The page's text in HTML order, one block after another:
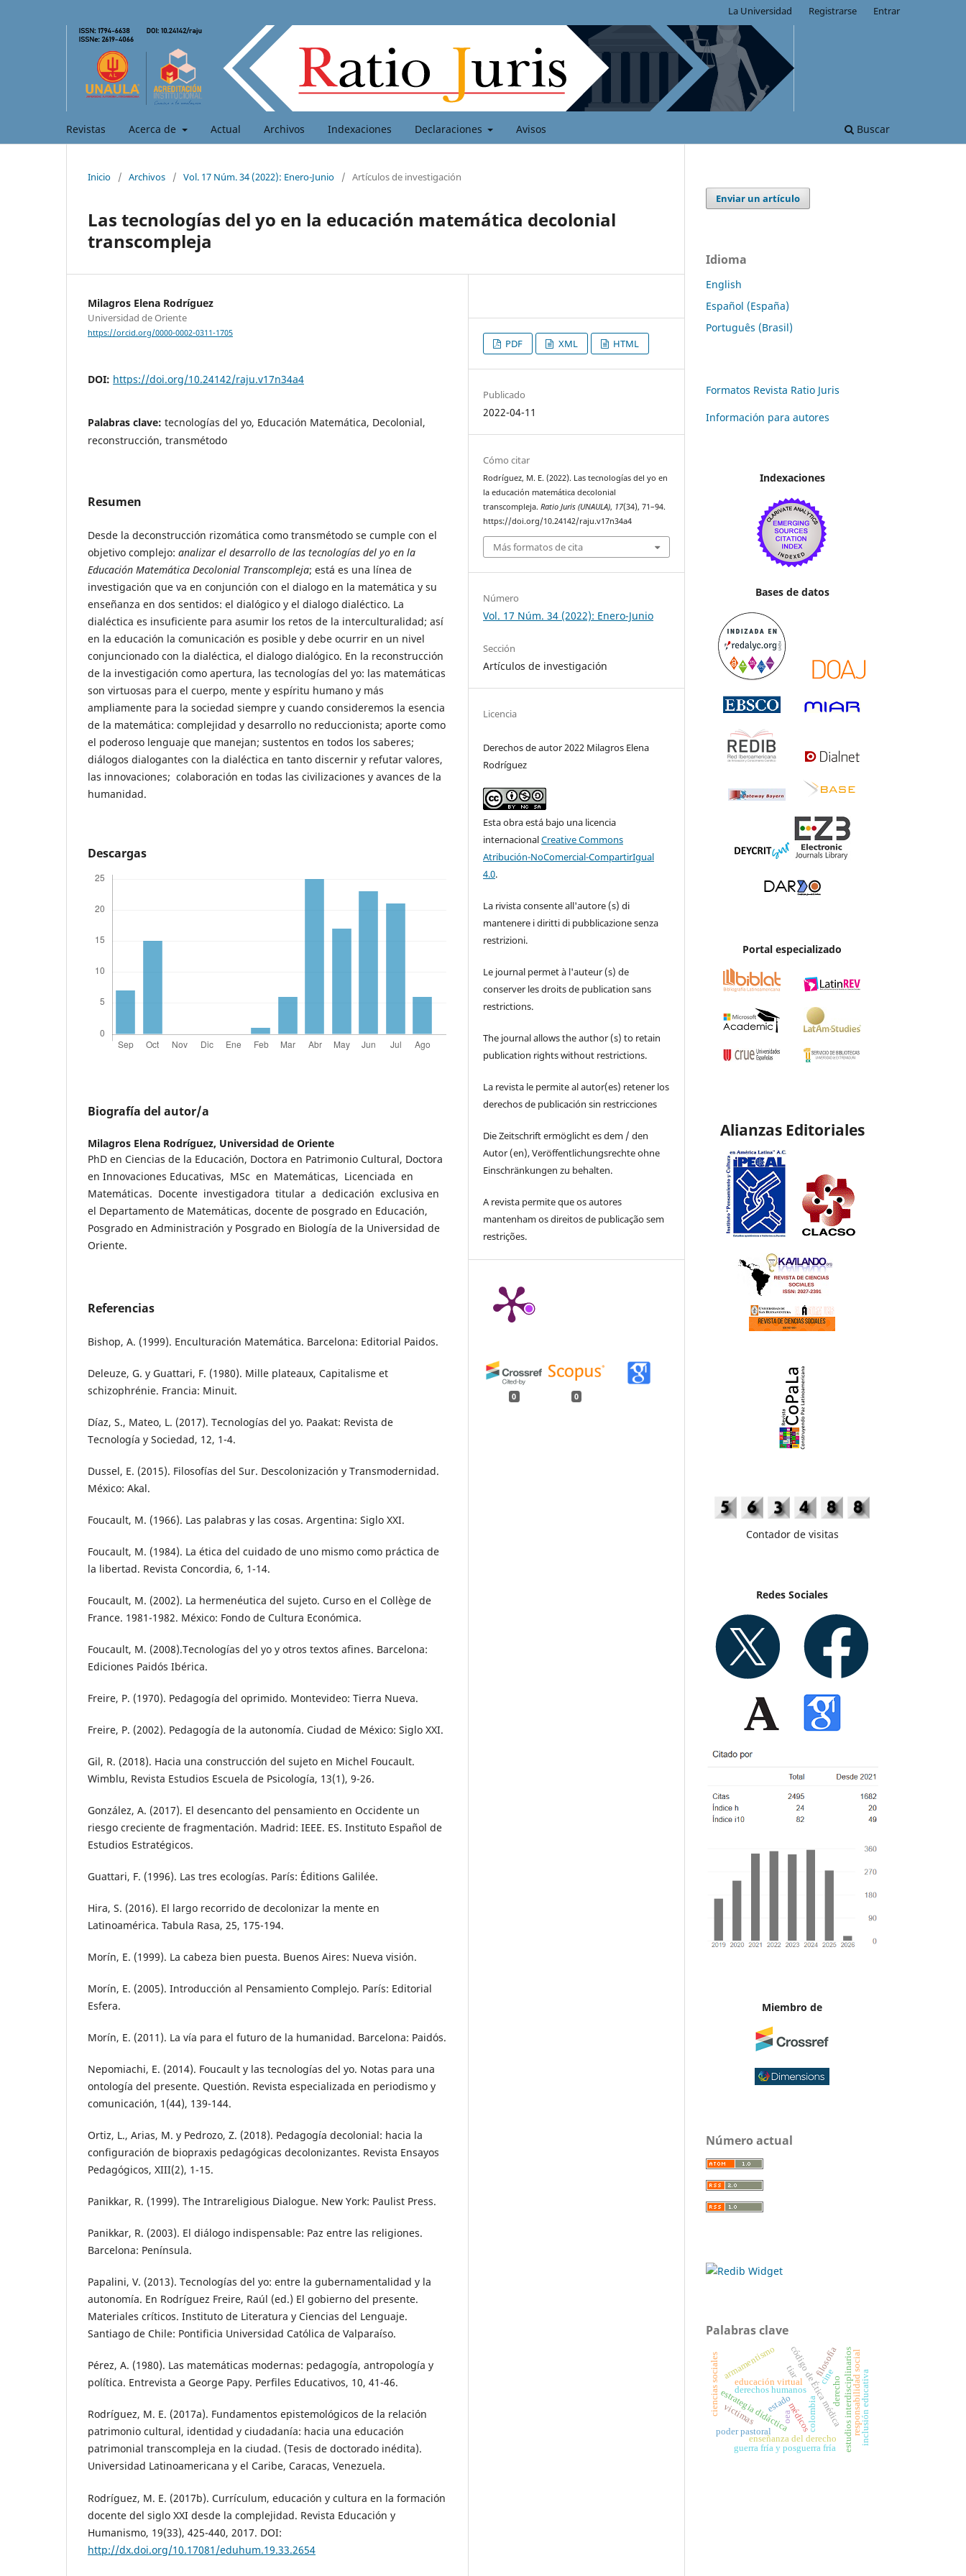
Revistas Acerca de Actual Archivos Indexaciones Declaraciones Avisos Buscar
La Universidad Registrarse Entrar
Inicio / Archivos / Vol. 17 Núm. 34 (2022): Enero-Junio / Artículos de investigación
Las tecnologías del yo en la educación matemática decolonial
transcompleja
Milagros Elena Rodríguez
Universidad de Oriente
https://orcid.org/0000-0002-0311-1705
DOI: https://doi.org/10.24142/raju.v17n34a4
Palabras clave: tecnologías del yo, Educación Matemática, Decolonial,
reconstrucción, transmétodo
Resumen
Desde la deconstrucción rizomática como transmétodo se cumple con el
objetivo complejo: analizar el desarrollo de las tecnologías del yo en la
Educación Matemática Decolonial Transcompleja; está es una línea de
investigación que va en conjunción con el dialogo en la matemática y su
enseñanza en dos sentidos: el dialógico y el dialogo dialéctico. La
dialéctica es insuficiente para asumir los retos de la interculturalidad; así
en la educación la comunicación es posible y debe ocurrir en un nivel
conjuncionado con la dialéctica, el dialogo dialógico. En la reconstrucción
de la investigación como apertura, las tecnologías del yo: las matemáticas
son virtuosas para el cuerpo, mente y espíritu humano y más
ampliamente para la sociedad siempre y cuando consideremos la esencia
de la matemática: complejidad y desarrollo no reduccionista; aporte como
el poderoso lenguaje que manejan; sustentos en todos los saberes;
diálogos dialogantes con la dialéctica en tanto discernir y refutar valores,
las innovaciones; colaboración en todas las civilizaciones y avances de la
humanidad.
Descargas
Biografía del autor/a
Milagros Elena Rodríguez, Universidad de Oriente
PhD en Ciencias de la Educación, Doctora en Patrimonio Cultural, Doctora
en Innovaciones Educativas, MSc en Matemáticas, Licenciada en
Matemáticas. Docente investigadora titular a dedicación exclusiva en
el Departamento de Matemáticas, docente de posgrado en Educación,
Posgrado en Administración y Posgrado en Biología de la Universidad de
Oriente.
Referencias
Bishop, A. (1999). Enculturación Matemática. Barcelona: Editorial Paidos.
Deleuze, G. y Guattari, F. (1980). Mille plateaux, Capitalisme et
schizophrénie. Francia: Minuit.
Díaz, S., Mateo, L. (2017). Tecnologías del yo. Paakat: Revista de
Tecnología y Sociedad, 12, 1-4.
Dussel, E. (2015). Filosofías del Sur. Descolonización y Transmodernidad.
México: Akal.
Foucault, M. (1966). Las palabras y las cosas. Argentina: Siglo XXI.
Foucault, M. (1984). La ética del cuidado de uno mismo como práctica de
la libertad. Revista Concordia, 6, 1-14.
Foucault, M. (2002). La hermenéutica del sujeto. Curso en el Collège de
France. 1981-1982. México: Fondo de Cultura Económica.
Foucault, M. (2008).Tecnologías del yo y otros textos afines. Barcelona:
Ediciones Paidós Ibérica.
Freire, P. (1970). Pedagogía del oprimido. Montevideo: Tierra Nueva.
Freire, P. (2002). Pedagogía de la autonomía. Ciudad de México: Siglo XXI.
Gil, R. (2018). Hacia una construcción del sujeto en Michel Foucault.
Wimblu, Revista Estudios Escuela de Psicología, 13(1), 9-26.
González, A. (2017). El desencanto del pensamiento en Occidente un
riesgo creciente de fragmentación. Madrid: IEEE. ES. Instituto Español de
Estudios Estratégicos.
Guattari, F. (1996). Las tres ecologías. París: Éditions Galilée.
Hira, S. (2016). El largo recorrido de decolonizar la mente en
Latinoamérica. Tabula Rasa, 25, 175-194.
Morín, E. (1999). La cabeza bien puesta. Buenos Aires: Nueva visión.
Morín, E. (2005). Introducción al Pensamiento Complejo. París: Editorial
Esfera.
Morín, E. (2011). La vía para el futuro de la humanidad. Barcelona: Paidós.
Nepomiachi, E. (2014). Foucault y las tecnologías del yo. Notas para una
ontología del presente. Questión. Revista especializada en periodismo y
comunicación, 1(44), 139-144.
Ortiz, L., Arias, M. y Pedrozo, Z. (2018). Pedagogía decolonial: hacia la
configuración de biopraxis pedagógicas decolonizantes. Revista Ensayos
Pedagógicos, XIII(2), 1-15.
Panikkar, R. (1999). The Intrareligious Dialogue. New York: Paulist Press.
Panikkar, R. (2003). El diálogo indispensable: Paz entre las religiones.
Barcelona: Península.
Papalini, V. (2013). Tecnologías del yo: entre la gubernamentalidad y la
autonomía. En Rodríguez Freire, Raúl (ed.) El gobierno del presente.
Materiales críticos. Instituto de Literatura y Ciencias del Lenguaje.
Santiago de Chile: Pontificia Universidad Católica de Valparaíso.
Pérez, A. (1980). Las matemáticas modernas: pedagogía, antropología y
política. Entrevista a George Papy. Perfiles Educativos, 10, 41-46.
Rodríguez, M. E. (2017a). Fundamentos epistemológicos de la relación
patrimonio cultural, identidad y ciudadanía: hacia una educación
patrimonial transcompleja en la ciudad. (Tesis de doctorado inédita).
Universidad Latinoamericana y el Caribe, Caracas, Venezuela.
Rodríguez, M. E. (2017b). Currículum, educación y cultura en la formación
docente del siglo XXI desde la complejidad. Revista Educación y
Humanismo, 19(33), 425-440, 2017. DOI:
http://dx.doi.org/10.17081/eduhum.19.33.2654
PDF XML HTML
Publicado
2022-04-11
Cómo citar
Rodríguez, M. E. (2022). Las tecnologías del yo en
la educación matemática decolonial
transcompleja.Ratio Juris (UNAULA), 17(34), 71–94.
https://doi.org/10.24142/raju.v17n34a4
Más formatos de cita
Número
Vol. 17 Núm. 34 (2022): Enero-Junio
Sección
Artículos de investigación
Licencia
Derechos de autor 2022 Milagros Elena
Rodríguez
Esta obra está bajo una licencia
internacionalCreative Commons
Atribución-NoComercial-CompartirIgual
4.0.
La rivista consente all'autore (s) di
mantenere i diritti di pubblicazione senza
restrizioni.
Le journal permet à l'auteur (s) de
conserver les droits de publication sans
restrictions.
The journal allows the author (s) to retain
publication rights without restrictions.
La revista le permite al autor(es) retener los
derechos de publicación sin restricciones
Die Zeitschrift ermöglicht es dem / den
Autor (en), Veröffentlichungsrechte ohne
Einschränkungen zu behalten.
A revista permite que os autores
mantenham os direitos de publicação sem
restrições.
0 0
Enviar un artículo
Idioma
English
Español (España)
Português (Brasil)
Formatos Revista Ratio Juris
Información para autores
Indexaciones
Bases de datos
Portal especializado
Alianzas Editoriales
Contador de visitas
Redes Sociales
Miembro de
Número actual
Palabras clave
derechos humanos
médicos
código de Ética médica
colombia
educación virtual
estrategia didáctica estudios interdisciplinarios
ciencias sociales
enseñanza del derecho
guerra fría y posguerra fría
armamentismo tiar
oea
poder pastoral
estado
filosofía responsabilidad socialinclusión educativa
victimas
cinederecho